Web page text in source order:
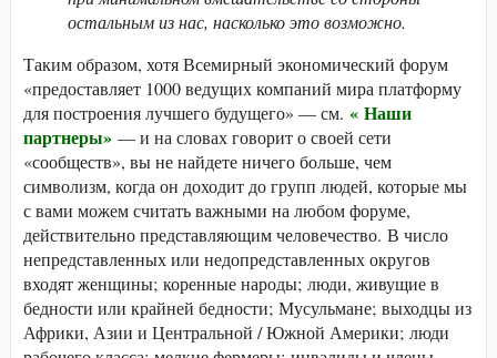
остальным из нас, насколько это возможно.
Таким образом, хотя Всемирный экономический форум
«предоставляет 1000 ведущих компаний мира платформу
для построения лучшего будущего» — см. « Наши
партнеры» — и на словах говорит о своей сети
«сообществ», вы не найдете ничего больше, чем
символизм, когда он доходит до групп людей, которые мы
с вами можем считать важными на любом форуме,
действительно представляющим человечество. В число
непредставленных или недопредставленных округов
входят женщины; коренные народы; люди, живущие в
бедности или крайней бедности; Мусульмане; выходцы из
Африки, Азии и Центральной / Южной Америки; люди